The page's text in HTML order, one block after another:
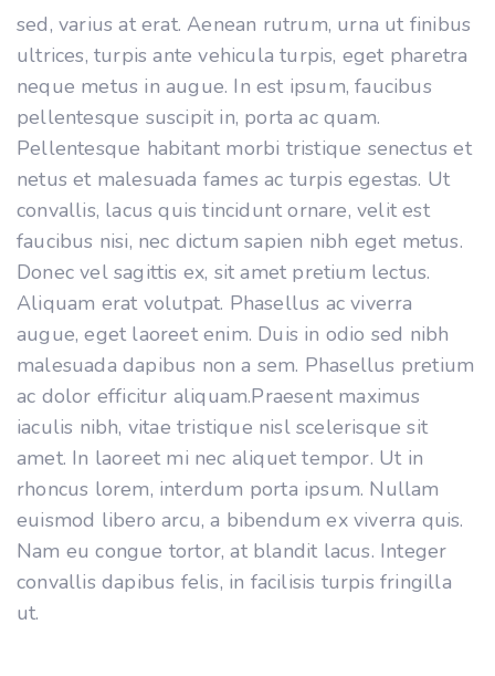
sed, varius at erat. Aenean rutrum, urna ut finibus
ultrices, turpis ante vehicula turpis, eget pharetra
neque metus in augue. In est ipsum, faucibus
pellentesque suscipit in, porta ac quam.
Pellentesque habitant morbi tristique senectus et
netus et malesuada fames ac turpis egestas. Ut
convallis, lacus quis tincidunt ornare, velit est
faucibus nisi, nec dictum sapien nibh eget metus.
Donec vel sagittis ex, sit amet pretium lectus.
Aliquam erat volutpat. Phasellus ac viverra
augue, eget laoreet enim. Duis in odio sed nibh
malesuada dapibus non a sem. Phasellus pretium
ac dolor efficitur aliquam.Praesent maximus
iaculis nibh, vitae tristique nisl scelerisque sit
amet. In laoreet mi nec aliquet tempor. Ut in
rhoncus lorem, interdum porta ipsum. Nullam
euismod libero arcu, a bibendum ex viverra quis.
Nam eu congue tortor, at blandit lacus. Integer
convallis dapibus felis, in facilisis turpis fringilla
ut.